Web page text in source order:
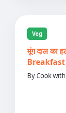
Veg
मूंग दाल का
Breakfast
By Cook